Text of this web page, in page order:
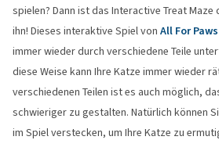
spielen? Dann ist das Interactive Treat
ihn! Dieses interaktive Spiel von All For Paws
immer wieder durch verschiedene Teile
diese Weise kann Ihre Katze immer wieder
verschiedenen Teilen ist es auch möglich,
schwieriger zu gestalten. Natürlich können
im Spiel verstecken, um Ihre Katze zu